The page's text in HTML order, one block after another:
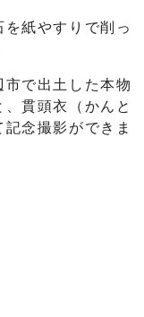
紙やすりで削っ
で出土した本物
貫頭衣（かんと
念撮影ができま